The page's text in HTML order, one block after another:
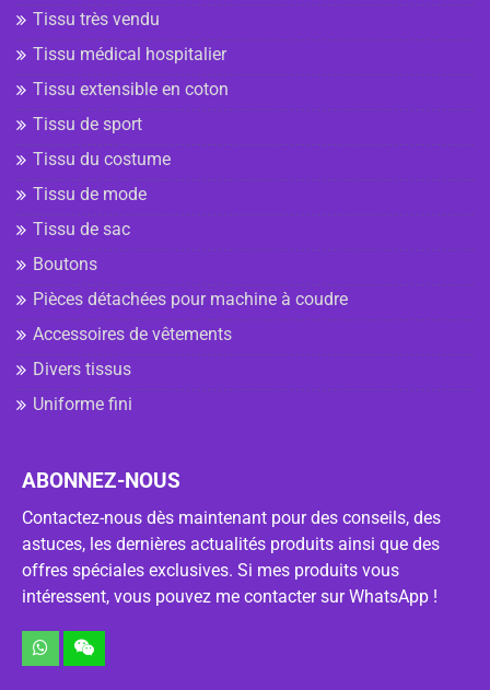
Tissu très vendu
Tissu médical hospitalier
Tissu extensible en coton
Tissu de sport
Tissu du costume
Tissu de mode
Tissu de sac
Boutons
Pièces détachées pour machine à coudre
Accessoires de vêtements
Divers tissus
Uniforme fini
ABONNEZ-NOUS
Contactez-nous dès maintenant pour des conseils, des
astuces, les dernières actualités produits ainsi que des
offres spéciales exclusives. Si mes produits vous
intéressent, vous pouvez me contacter sur WhatsApp !